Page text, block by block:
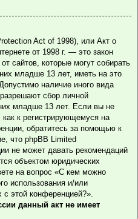
Act of 1998), или Акт о
от 1998 г. — это закон
сайтов, которые могут собирать
младше 13 лет, иметь на это
наличие иного вида
сбор личной
младше 13 лет. Если вы не
к регистрирующемуся на
обратитесь за помощью к
что phpBB Limited
не может давать рекомендаций
объектом юридических
на вопрос «С кем можно
использования и/или
с этой конференцией?».
данный акт не имеет